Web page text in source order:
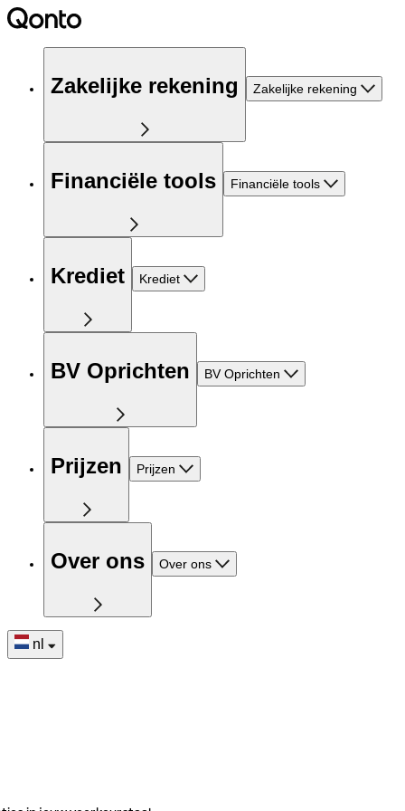
Zakelijke rekening Zakelijke rekening
Financiële tools Financiële tools
Krediet Krediet
BV Oprichten BV Oprichten
Prijzen Prijzen
Over ons Over ons
nl